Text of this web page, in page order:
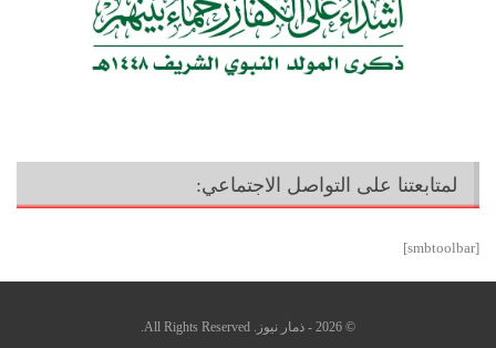
لمتابعتنا على التواصل الاجتماعي:
[smbtoolbar]
© 2026 - ذمار نيوز. All Rights Reserved.